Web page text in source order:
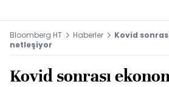
Bloomberg HT Haberler
Kovid
netleşiyor
Kovid sonrası